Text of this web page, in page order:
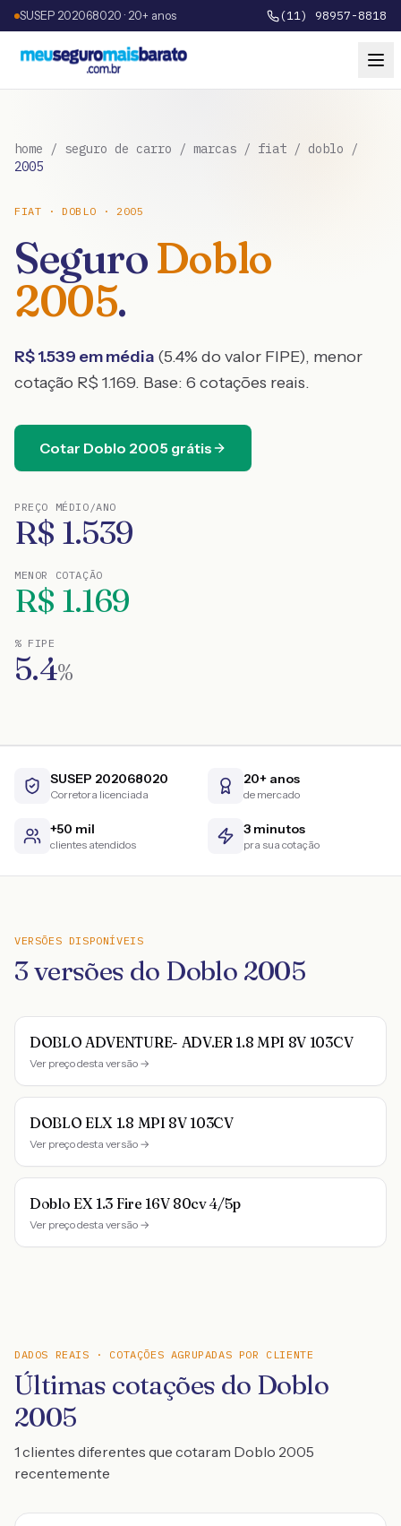
SUSEP 202068020 · 20+ anos (11) 98957-8818
home / seguro de carro / marcas / fiat / doblo /
2005
FIAT ·DOBLO · 2005
SeguroDoblo
2005.
R$1.539 em média (5.4% do valor FIPE), menor
cotação R$ 1.169. Base: 6 cotações reais.
Cotar Doblo 2005 grátis
PREÇO MÉDIO/ANO
R$ 1.539
MENOR COTAÇÃO
R$ 1.169
% FIPE
5.4%
SUSEP 202068020
Corretora licenciada
20+ anos
de mercado
+50 mil
clientes atendidos
3 minutos
pra sua cotação
VERSÕES DISPONÍVEIS
3versões do Doblo 2005
DOBLO ADVENTURE- ADV.ER 1.8 MPI 8V 103CV
Ver preço desta versão →
DOBLO ELX 1.8 MPI 8V 103CV
Ver preço desta versão →
Doblo EX 1.3 Fire 16V 80cv 4/5p
Ver preço desta versão →
DADOS REAIS · COTAÇÕES AGRUPADAS POR CLIENTE
Últimas cotações do Doblo
2005
1 clientes diferentes que cotaram Doblo 2005
recentemente